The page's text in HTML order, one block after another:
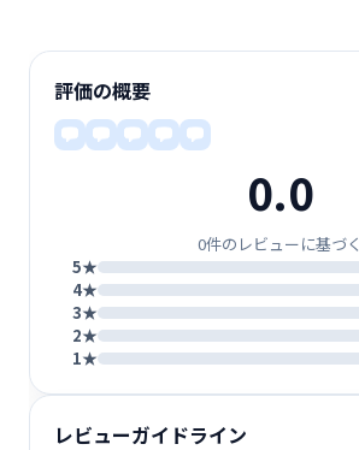
評価の概要
0.0
0件のレビューに基づく
5★
4★
3★
2★
1★
レビューガイドライン